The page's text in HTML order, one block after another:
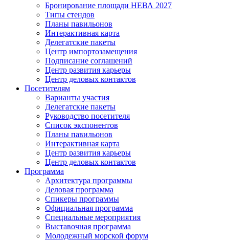
Бронирование площади НЕВА 2027
Типы стендов
Планы павильонов
Интерактивная карта
Делегатские пакеты
Центр импортозамещения
Подписание соглашений
Центр развития карьеры
Центр деловых контактов
Посетителям
Варианты участия
Делегатские пакеты
Руководство посетителя
Список экспонентов
Планы павильонов
Интерактивная карта
Центр развития карьеры
Центр деловых контактов
Программа
Архитектура программы
Деловая программа
Спикеры программы
Официальная программа
Специальные мероприятия
Выставочная программа
Молодежный морской форум